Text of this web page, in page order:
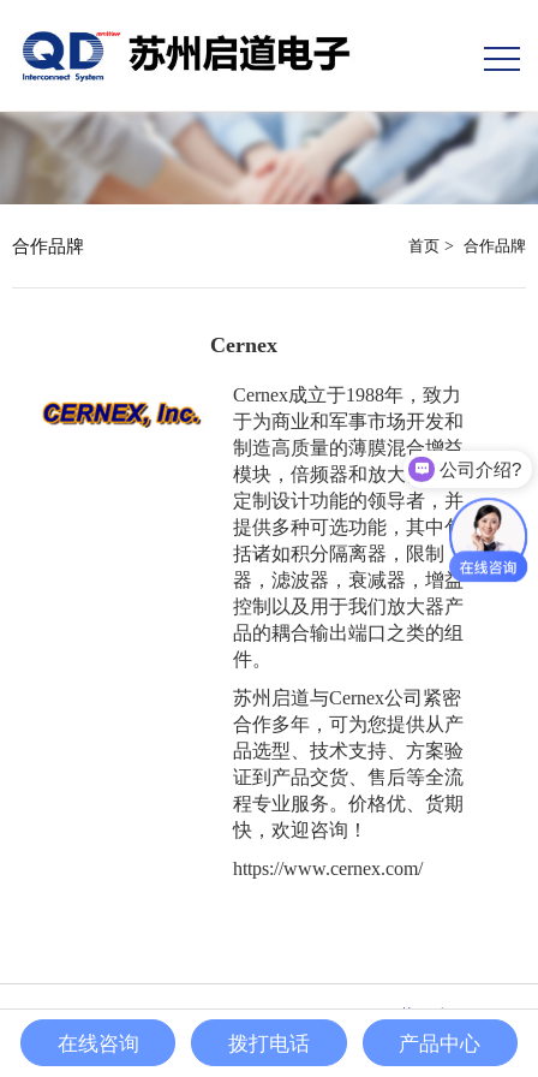
合作品牌 首页 > 合作品牌
Cernex
Cernex成立于1988年，致力
于为商业和军事市场开发和
制造高质量的薄膜混合增益
模块，倍频器和放大器。是
定制设计功能的领导者，并
提供多种可选功能，其中包
括诸如积分隔离器，限制
器，滤波器，衰减器，增益
控制以及用于我们放大器产
品的耦合输出端口之类的组
件。
苏州启道与Cernex公司紧密
合作多年，可为您提供从产
品选型、技术支持、方案验
证到产品交货、售后等全流
程专业服务。价格优、货期
快，欢迎咨询！
https://www.cernex.com/
Copyright © 2020 QD Electronic All Rights Reserved |苏ICP备
2022008784号
E-mail: sales@qiidao.com IPv6
公司介绍?
在线咨询 拨打电话 产品中心